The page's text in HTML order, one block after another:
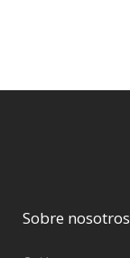
Sobre nosotros